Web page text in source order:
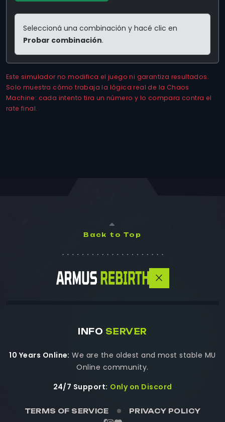
Seleccioná una combinación y hacé clic en
Probar combinación.
Este simulador no modifica el juego ni garantiza resultados.
Solo muestra cómo trabaja la lógica real de la Chaos
Machine: cada intento tira un número y lo compara contra el
rate final.
Back to Top
INFO SERVER
10 Years Online: We are the oldest and most stable MU
Online community.
24/7 Support: Only on Discord
TERMS OF SERVICE PRIVACY POLICY